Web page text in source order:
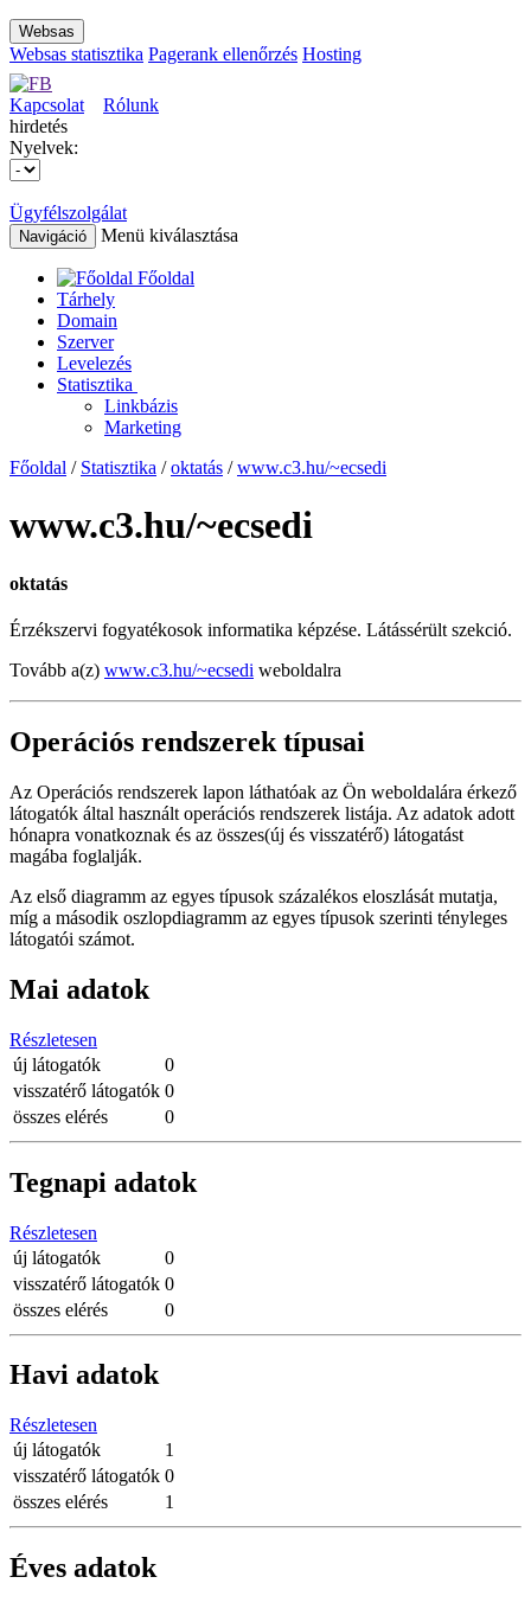
Websas
Websas statisztika Pagerank ellenőrzés Hosting
Kapcsolat
Rólunk
hirdetés
Nyelvek:
Ügyfélszolgálat
Navigáció Menü kiválasztása
Főoldal
Tárhely
Domain
Szerver
Levelezés
Statisztika
Linkbázis
Marketing
Főoldal / Statisztika /oktatás /www.c3.hu/~ecsedi
www.c3.hu/~ecsedi
oktatás
Érzékszervi fogyatékosok informatika képzése. Látássérült szekció.
Tovább a(z) www.c3.hu/~ecsedi weboldalra
Operációs rendszerek típusai
Az Operációs rendszerek lapon láthatóak az Ön weboldalára érkező
látogatók által használt operációs rendszerek listája. Az adatok adott
hónapra vonatkoznak és az összes(új és visszatérő) látogatást
magába foglalják.
Az első diagramm az egyes típusok százalékos eloszlását mutatja,
míg a második oszlopdiagramm az egyes típusok szerinti tényleges
látogatói számot.
Mai adatok
Részletesen
új látogatók
0
visszatérő látogatók 0
összes elérés
0
Tegnapi adatok
Részletesen
új látogatók
0
visszatérő látogatók 0
összes elérés
0
Havi adatok
Részletesen
új látogatók
1
visszatérő látogatók 0
összes elérés
1
Éves adatok